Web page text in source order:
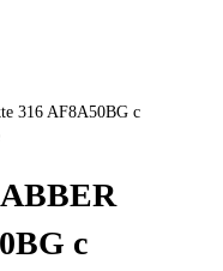
316 AF8A50BG с
с